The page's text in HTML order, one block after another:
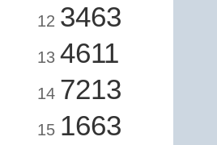
12 3463
13 4611
14 7213
15 1663